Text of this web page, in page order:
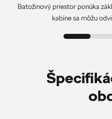
Batožinový priestor ponúka
kabíne sa môžu